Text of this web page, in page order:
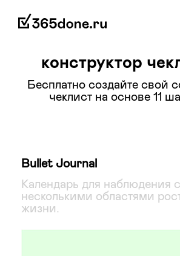
конструктор
Бесплатно создайте свой
чеклист на основе 11
Bullet Journal
Календарь для наблюдения
несколькими областями
жизни.